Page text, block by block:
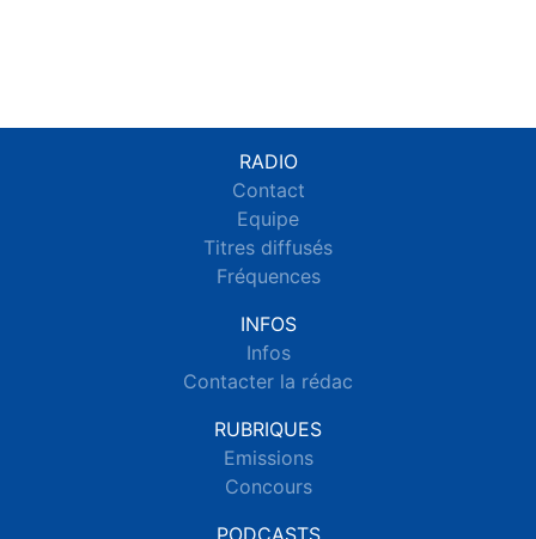
RADIO
Contact
Equipe
Titres diffusés
Fréquences
INFOS
Infos
Contacter la rédac
RUBRIQUES
Emissions
Concours
PODCASTS